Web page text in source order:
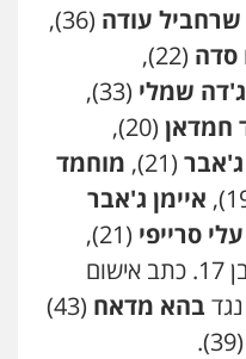
שרחביל עודה (36),
סדה (22),
שמלי (33),
חמדאן (20),
ג'אבר (21),
מוחמד
איימן ג'אבר
עלי סרייפי (21),
(49) וקטין בן 17. כתב אישום
בהא מדאח
(43)